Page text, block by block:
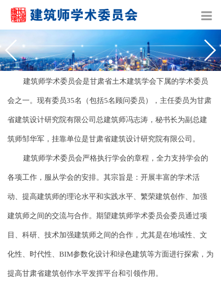
建筑师学术委员会是甘肃省土木建筑学会下属的学术委员
会之一。现有委员35名（包括5名顾问委员），主任委员为甘肃
省建筑设计研究院有限公司总建筑师冯志涛，秘书长为副总建
筑师邹华军，挂靠单位是甘肃省建筑设计研究院有限公司。
建筑师学术委员会严格执行学会的章程，全力支持学会的
各项工作，服从学会的安排。其宗旨是：开展丰富的学术活
动、提高建筑师的理论水平和实践水平、繁荣建筑创作、加强
建筑师之间的交流与合作。期望建筑师学术委员会委员通过项
目、科研、技术加强建筑师之间的合作，尤其是在地域性、文
化性、时代性、BIM参数化设计和绿色建筑等方面进行探索，为
提高甘肃省建筑创作水平发挥平台和引领作用。